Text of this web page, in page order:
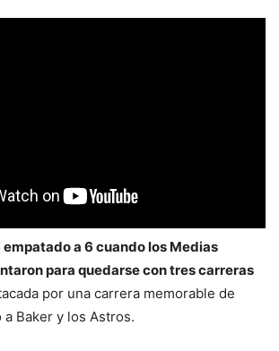
a 6 cuando los Medias
para quedarse con tres carreras
por una carrera memorable de
Baker y los Astros.